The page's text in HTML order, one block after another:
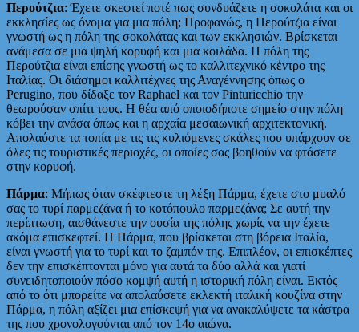
Περούτζια: Έχετε σκεφτεί ποτέ πως συνδυάζετε η σοκολάτα και οι
εκκλησίες ως όνομα για μια πόλη; Προφανώς, η Περούτζια είναι
γνωστή ως η πόλη της σοκολάτας και των εκκλησιών. Βρίσκεται
ανάμεσα σε μια ψηλή κορυφή και μια κοιλάδα. Η πόλη της
Περούτζια είναι επίσης γνωστή ως το καλλιτεχνικό κέντρο της
Ιταλίας. Οι διάσημοι καλλιτέχνες της Αναγέννησης όπως ο
Perugino, που δίδαξε τον Raphael και τον Pinturicchio την
θεωρούσαν σπίτι τους. Η θέα από οποιοδήποτε σημείο στην πόλη
κόβει την ανάσα όπως και η αρχαία μεσαιωνική αρχιτεκτονική.
Απολαύστε τα τοπία με τις τις κυλιόμενες σκάλες που υπάρχουν σε
όλες τις τουριστικές περιοχές, οι οποίες σας βοηθούν να φτάσετε
στην κορυφή.
Πάρμα: Μήπως όταν σκέφτεστε τη λέξη Πάρμα, έχετε στο μυαλό
σας το τυρί παρμεζάνα ή το κοτόπουλο παρμεζάνα; Σε αυτή την
περίπτωση, αισθάνεστε την ουσία της πόλης χωρίς να την έχετε
ακόμα επισκεφτεί. Η Πάρμα, που βρίσκεται στη βόρεια Ιταλία,
είναι γνωστή για το τυρί και το ζαμπόν της. Επιπλέον, οι επισκέπτες
δεν την επισκέπτονται μόνο για αυτά τα δύο αλλά και γιατί
συνειδητοποιούν πόσο κομψή αυτή η ιστορική πόλη είναι. Εκτός
από το ότι μπορείτε να απολαύσετε εκλεκτή ιταλική κουζίνα στην
Πάρμα, η πόλη αξίζει μια επίσκεψή για να ανακαλύψετε τα κάστρα
της που χρονολογούνται από τον 14ο αιώνα.